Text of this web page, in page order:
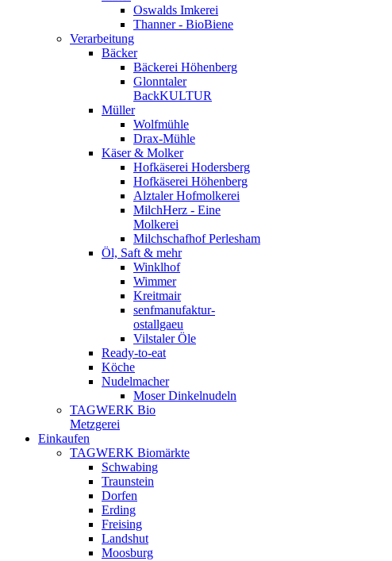
Oswalds Imkerei
Thanner - BioBiene
Verarbeitung
Bäcker
Bäckerei Höhenberg
Glonntaler
BackKULTUR
Müller
Wolfmühle
Drax-Mühle
Käser & Molker
Hofkäserei Hodersberg
Hofkäserei Höhenberg
Alztaler Hofmolkerei
MilchHerz - Eine
Molkerei
Milchschafhof Perlesham
Öl, Saft & mehr
Winklhof
Wimmer
Kreitmair
senfmanufaktur-
ostallgaeu
Vilstaler Öle
Ready-to-eat
Köche
Nudelmacher
Moser Dinkelnudeln
TAGWERK Bio
Metzgerei
Einkaufen
TAGWERK Biomärkte
Schwabing
Traunstein
Dorfen
Erding
Freising
Landshut
Moosburg